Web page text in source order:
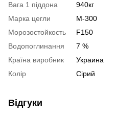
Вага 1 піддона
940кг
Марка цегли
М-300
Морозостойкость
F150
Водопоглинання
7 %
Країна виробник
Украина
Колір
Сірий
Відгуки